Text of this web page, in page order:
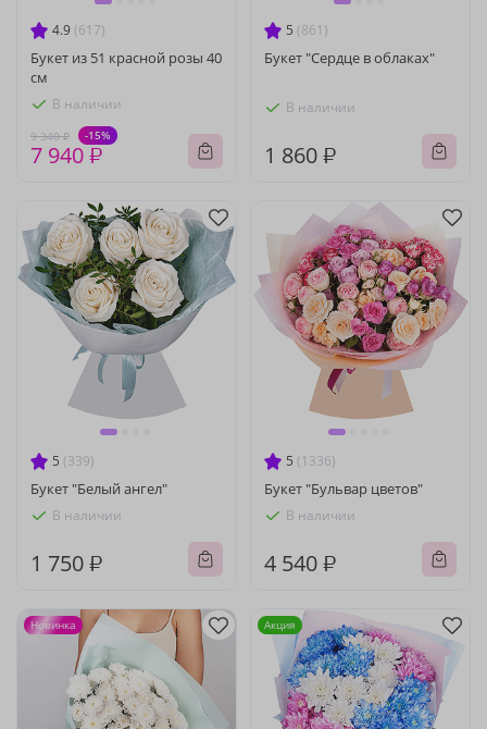
4.9 (617)
Букет из 51 красной розы 40
см
В наличии
9 340 ₽ -15%
7 940 ₽
5 (861)
Букет "Сердце в облаках"
В наличии
1 860 ₽
5 (339)
Букет "Белый ангел"
В наличии
1 750 ₽
5 (1336)
Букет "Бульвар цветов"
В наличии
4 540 ₽
Новинка Акция